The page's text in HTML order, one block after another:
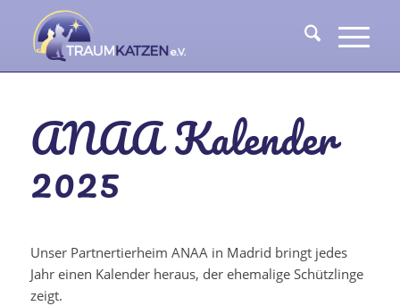
ANAA Kalender
2025
Unser Partnertierheim ANAA in Madrid bringt jedes
Jahr einen Kalender heraus, der ehemalige Schützlinge
zeigt.